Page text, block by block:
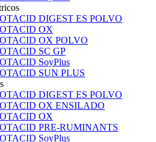
DIGEST ES POLVO
OX
OX POLVO
SC GP
SoyPlus
SUN PLUS
DIGEST ES POLVO
OX ENSILADO
OX
PRE-RUMINANTS
SoyPlus